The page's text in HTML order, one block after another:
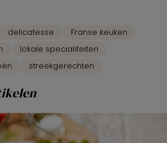
delicatesse
Franse keuken
lokale specialiteiten
streekgerechten